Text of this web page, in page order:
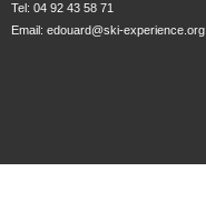
Tel: 04 92 43 58 71
Email: edouard@ski-experience.org